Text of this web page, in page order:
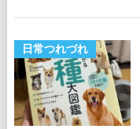
日常つれづれ